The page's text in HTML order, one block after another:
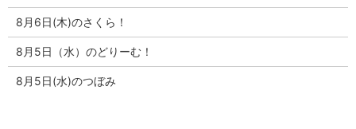
8月6日(木)のさくら！
8月5日（水）のどりーむ！
8月5日(水)のつぼみ